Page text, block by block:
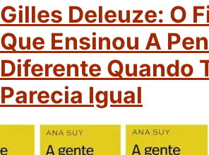
Gilles Deleuze: O
Que Ensinou A
Diferente Quando
Parecia Igual